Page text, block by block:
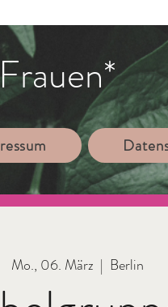
Mo., 06. März
  |
Berlin